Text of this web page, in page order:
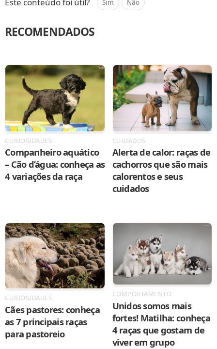
Sim Não
RECOMENDADOS
CURIOSIDADES
Companheiro aquático
– Cão d’água: conheça as
4 variações da raça
CUIDADOS
Alerta de calor: raças de
cachorros que são mais
calorentos e seus
cuidados
CURIOSIDADES
Cães pastores: conheça
as 7 principais raças
para pastoreio
COMPORTAMENTO
Unidos somos mais
fortes! Matilha: conheça
4 raças que gostam de
viver em grupo